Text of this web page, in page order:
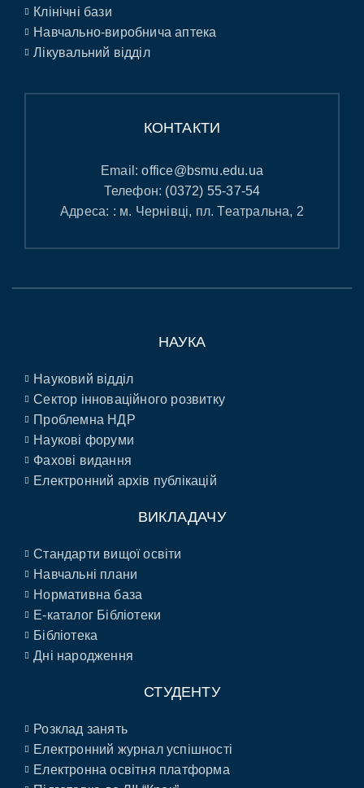
Клінічні бази
Навчально-виробнича аптека
Лікувальний відділ
КОНТАКТИ
Email:office@bsmu.edu.ua
Телефон: (0372) 55-37-54
Адреса: : м. Чернівці, пл. Театральна, 2
НАУКА
Науковий відділ
Сектор інноваційного розвитку
Проблемна НДР
Наукові форуми
Фахові видання
Електронний архів публікацій
ВИКЛАДАЧУ
Стандарти вищої освіти
Навчальні плани
Нормативна база
E-каталог Бібліотеки
Бібліотека
Дні народження
СТУДЕНТУ
Розклад занять
Електронний журнал успішності
Електронна освітня платформа